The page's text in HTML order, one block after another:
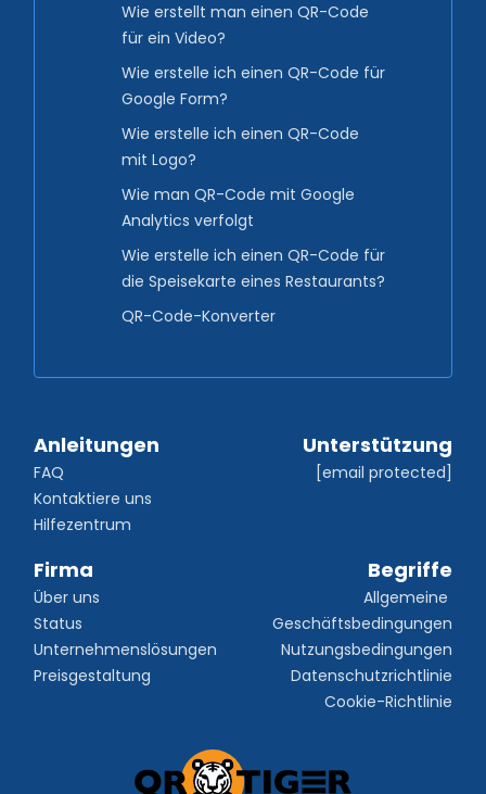
Wie erstellt man einen QR-Code
für ein Video?
Wie erstelle ich einen QR-Code für
Google Form?
Wie erstelle ich einen QR-Code
mit Logo?
Wie man QR-Code mit Google
Analytics verfolgt
Wie erstelle ich einen QR-Code für
die Speisekarte eines Restaurants?
QR-Code-Konverter
Anleitungen
FAQ
Kontaktiere uns
Hilfezentrum
Unterstützung
[email protected]
Firma
Über uns
Status
Unternehmenslösungen
Preisgestaltung
Begriffe
Allgemeine
Geschäftsbedingungen
Nutzungsbedingungen
Datenschutzrichtlinie
Cookie-Richtlinie